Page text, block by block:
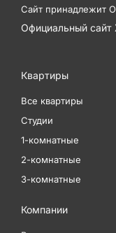
Сайт принадлежит
Официальный
Квартиры
Все квартиры
Студии
1-комнатные
2-комнатные
3-комнатные
Компании